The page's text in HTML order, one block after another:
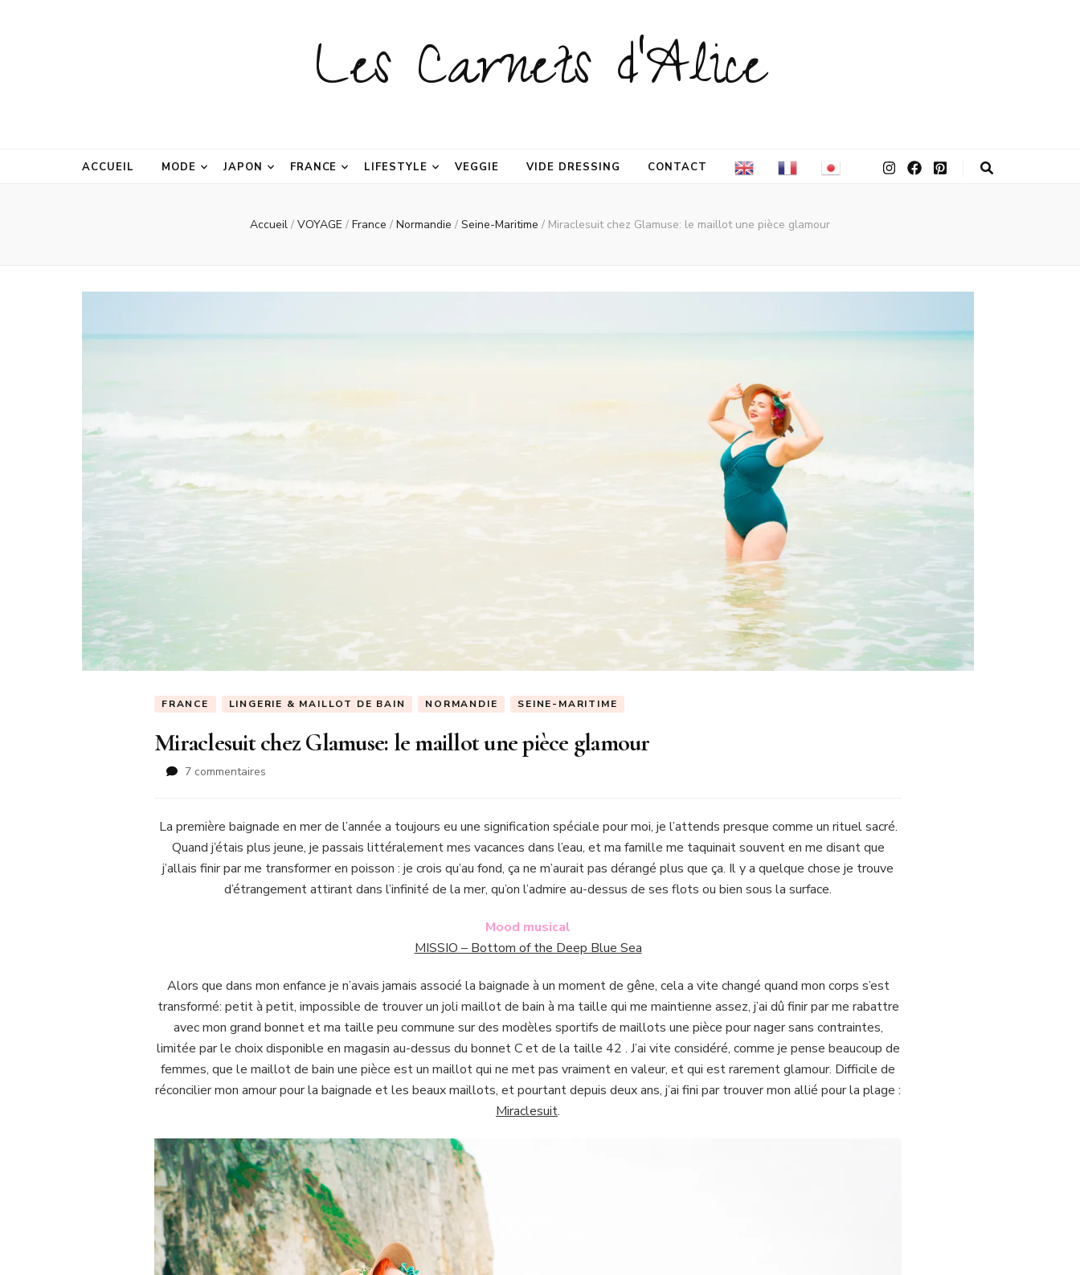
Les Carnets d'Alice
ACCUEIL MODE JAPON FRANCE LIFESTYLE VEGGIE VIDE DRESSING CONTACT
Accueil / VOYAGE / France / Normandie / Seine-Maritime / Miraclesuit chez Glamuse: le maillot une pièce glamour
FRANCE LINGERIE & MAILLOT DE BAIN NORMANDIE SEINE-MARITIME
Miraclesuit chez Glamuse: le maillot une pièce glamour
7 commentaires
Glamuse:
maillot
une
pièce
La première baignade en mer de l’année a toujours eu une signification spéciale pour moi, je l’attends presque comme un rituel sacré.
Quand j’étais plus jeune, je passais littéralement mes vacances dans l’eau, et ma famille me taquinait souvent en me disant que
j’allais finir par me transformer en poisson : je crois qu’au fond, ça ne m’aurait pas dérangé plus que ça. Il y a quelque chose je trouve
d’étrangement attirant dans l’infinité de la mer, qu’on l’admire au-dessus de ses flots ou bien sous la surface.
Mood musical
MISSIO – Bottom of the Deep Blue Sea
Alors que dans mon enfance je n’avais jamais associé la baignade à un moment de gêne, cela a vite changé quand mon corps s’est
transformé: petit à petit, impossible de trouver un joli maillot de bain à ma taille qui me maintienne assez, j’ai dû finir par me rabattre
avec mon grand bonnet et ma taille peu commune sur des modèles sportifs de maillots une pièce pour nager sans contraintes,
limitée par le choix disponible en magasin au-dessus du bonnet C et de la taille 42 . J’ai vite considéré, comme je pense beaucoup de
femmes, que le maillot de bain une pièce est un maillot qui ne met pas vraiment en valeur, et qui est rarement glamour. Difficile de
réconcilier mon amour pour la baignade et les beaux maillots, et pourtant depuis deux ans, j’ai fini par trouver mon allié pour la plage :
Miraclesuit.